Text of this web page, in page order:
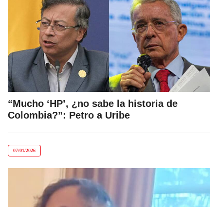
“Mucho ‘HP’, ¿no sabe la historia de
Colombia?”: Petro a Uribe
07/01/2026